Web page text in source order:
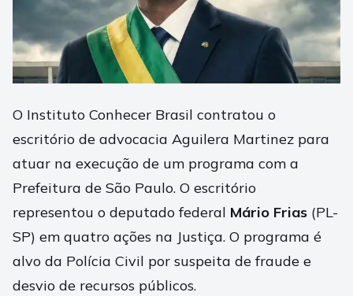
O Instituto Conhecer Brasil contratou o
escritório de advocacia Aguilera Martinez para
atuar na execução de um programa com a
Prefeitura de São Paulo. O escritório
representou o deputado federal Mário Frias (PL-
SP) em quatro ações na Justiça. O programa é
alvo da Polícia Civil por suspeita de fraude e
desvio de recursos públicos.